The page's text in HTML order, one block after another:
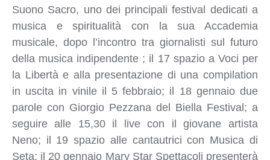
Suono Sacro, uno dei principali festival dedicati a
musica e spiritualità con la sua Accademia
musicale, dopo l’incontro tra giornalisti sul futuro
della musica indipendente ; il 17 spazio a Voci per
la Libertà e alla presentazione di una compilation
in uscita in vinile il 5 febbraio; il 18 gennaio due
parole con Giorgio Pezzana del Biella Festival; a
seguire alle 15,30 il live con il giovane artista
Neno; il 19 spazio alle cantautrici con Musica di
Seta; il 20 gennaio Mary Star Spettacoli presenterà